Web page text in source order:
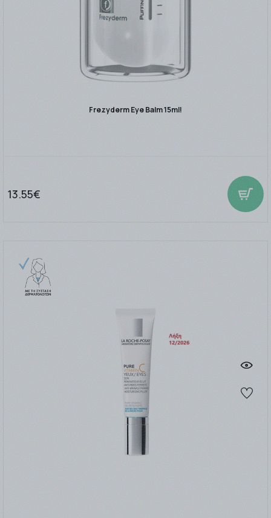
Frezyderm Eye Balm 15ml!
13.55€